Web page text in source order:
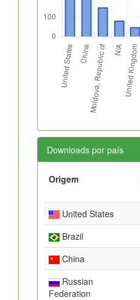
Downloads por país
Origem
United States
Brazil
China
Russian
Federation